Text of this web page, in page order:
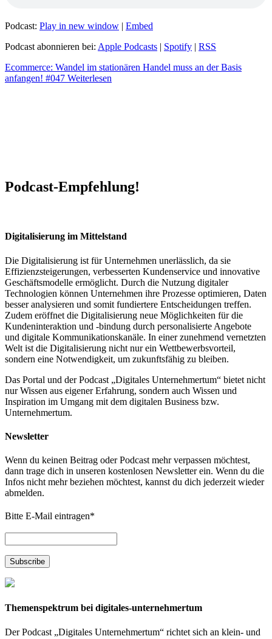
Podcast: Play in new window | Embed
Podcast abonnieren bei: Apple Podcasts | Spotify | RSS
Ecommerce: Wandel im stationären Handel muss an der Basis
anfangen! #047 Weiterlesen
Podcast-Empfehlung!
Digitalisierung im Mittelstand
Die Digitalisierung ist für Unternehmen unerlässlich, da sie
Effizienzsteigerungen, verbesserten Kundenservice und innovative
Geschäftsmodelle ermöglicht. Durch die Nutzung digitaler
Technologien können Unternehmen ihre Prozesse optimieren, Daten
besser analysieren und somit fundiertere Entscheidungen treffen.
Zudem eröffnet die Digitalisierung neue Möglichkeiten für die
Kundeninteraktion und -bindung durch personalisierte Angebote
und digitale Kommunikationskanäle. In einer zunehmend vernetzten
Welt ist die Digitalisierung nicht nur ein Wettbewerbsvorteil,
sondern eine Notwendigkeit, um zukunftsfähig zu bleiben.
Das Portal und der Podcast „Digitales Unternehmertum“ bietet nicht
nur Wissen aus eigener Erfahrung, sondern auch Wissen und
Inspiration im Umgang mit dem digitalen Business bzw.
Unternehmertum.
Newsletter
Wenn du keinen Beitrag oder Podcast mehr verpassen möchtest,
dann trage dich in unseren kostenlosen Newsletter ein. Wenn du die
Infos nicht mehr beziehen möchtest, kannst du dich jederzeit wieder
abmelden.
Bitte E-Mail eintragen*
Themenspektrum bei digitales-unternehmertum
Der Podcast „Digitales Unternehmertum“ richtet sich an klein- und